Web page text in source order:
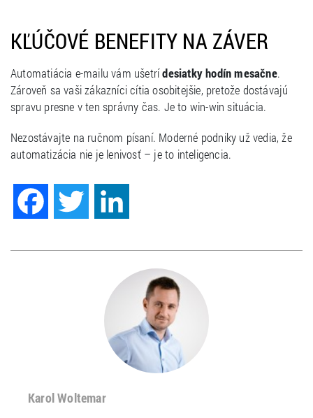
KĽÚČOVÉ BENEFITY NA ZÁVER
Automatiácia e-mailu vám ušetrídesiatky hodín mesačne.
Zároveň sa vaši zákazníci cítia osobitejšie, pretože dostávajú
spravu presne v ten správny čas. Je to win-win situácia.
Nezostávajte na ručnom písaní. Moderné podniky už vedia, že
automatizácia nie je lenivosť – je to inteligencia.
Facebook Twitter
Karol Woltemar